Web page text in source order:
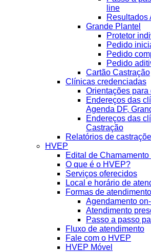
line
Resultados
Grande Plantel
Protetor
Pedido
Pedido
Pedido
Cartão Castração
Clínicas credenciadas
Orientações para
Endereços das
Agenda DF,
Endereços das
Castração
Relatórios de
HVEP
Edital de
O que é o HVEP?
Serviços oferecidos
Local e horário de
Formas de atendimento
Agendamento
Atendimento
Passo a passo
Fluxo de atendimento
Fale com o HVEP
HVEP Móvel